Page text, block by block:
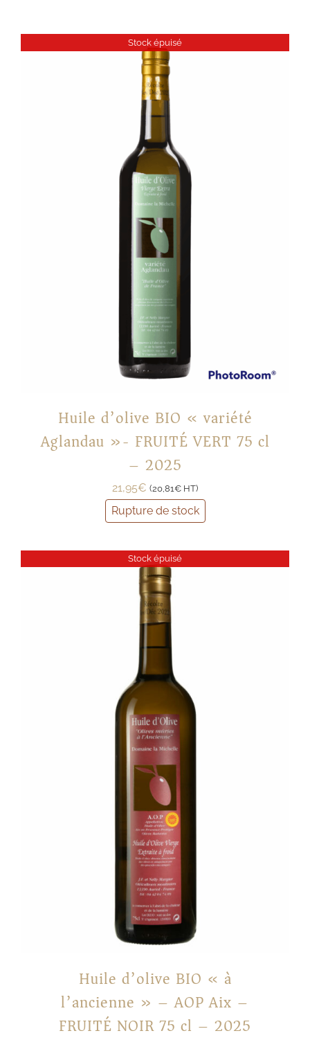
Stock épuisé
Huile d’olive BIO « variété
Aglandau »- FRUITÉ VERT 75 cl
– 2025
21,95€ (20,81€ HT)
Rupture de stock
Stock épuisé
Huile d’olive BIO « à
l’ancienne » – AOP Aix –
FRUITÉ NOIR 75 cl – 2025